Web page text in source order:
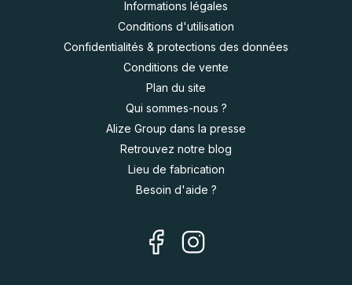
Informations légales
Conditions d'utilisation
Confidentialités & protections des données
Conditions de vente
Plan du site
Qui sommes-nous ?
Alize Group dans la presse
Retrouvez notre blog
Lieu de fabrication
Besoin d'aide ?